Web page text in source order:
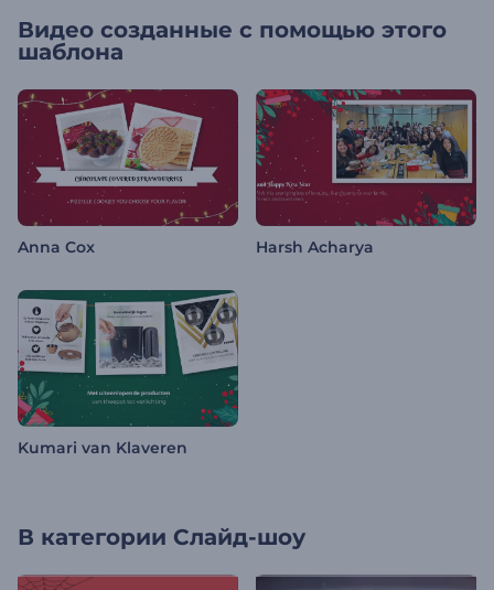
Видео созданные с помощью этого
шаблона
Anna Cox Harsh Acharya
Kumari van Klaveren
В категории Слайд-шоу